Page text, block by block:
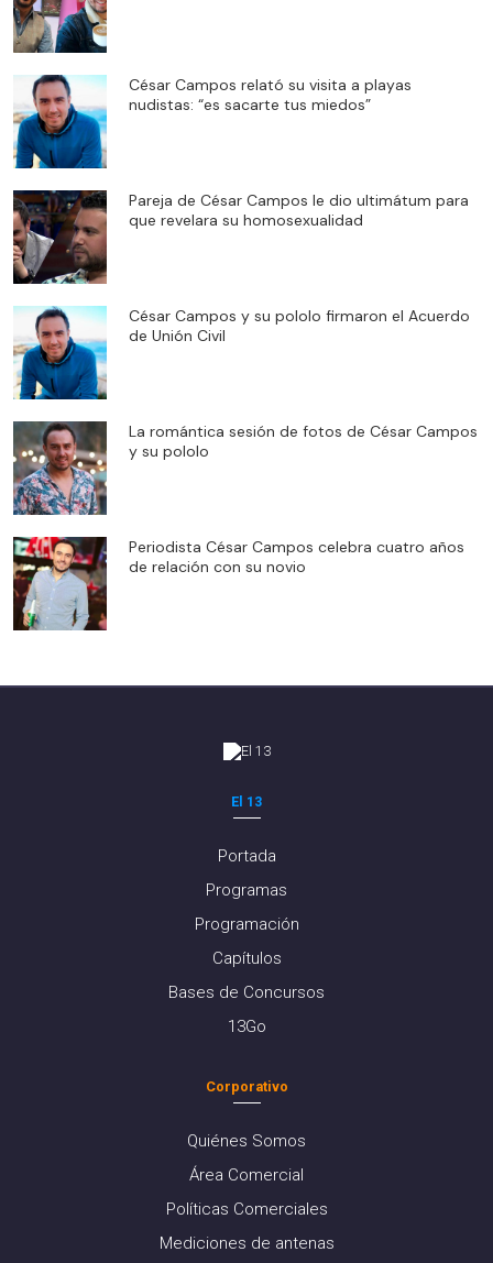
César Campos relató su visita a playas
nudistas: “es sacarte tus miedos”
Pareja de César Campos le dio ultimátum para
que revelara su homosexualidad
César Campos y su pololo firmaron el Acuerdo
de Unión Civil
La romántica sesión de fotos de César Campos
y su pololo
Periodista César Campos celebra cuatro años
de relación con su novio
El 13
Portada
Programas
Programación
Capítulos
Bases de Concursos
13Go
Corporativo
Quiénes Somos
Área Comercial
Políticas Comerciales
Mediciones de antenas